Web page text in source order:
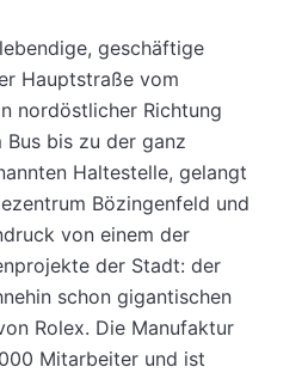
geschäftige
Hauptstraße vom
nordöstlicher Richtung
bis zu der ganz
Haltestelle, gelangt
Bözingenfeld und
von einem der
der Stadt: der
schon gigantischen
Rolex. Die Manufaktur
Mitarbeiter und ist